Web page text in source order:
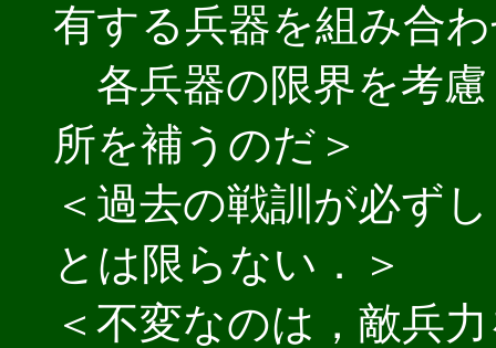
有する兵器を組み合
各兵器の限界を考
所を補うのだ＞
＜過去の戦訓が必ず
とは限らない．＞
＜不変なのは，敵兵